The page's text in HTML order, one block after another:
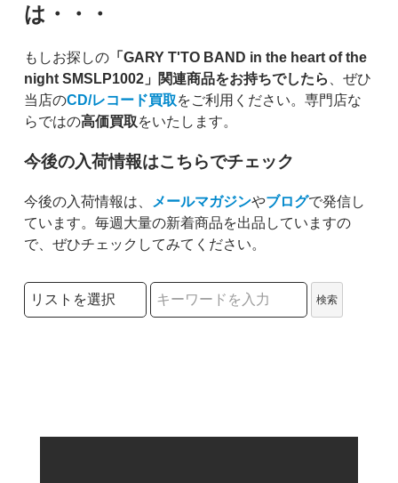
は・・・
もしお探しの「GARY T'TO BAND in the heart of the
night SMSLP1002」関連商品をお持ちでしたら 、ぜひ
当店のCD/レコード買取をご利用ください。専門店な
らではの高価買取をいたします。
今後の入荷情報はこちらでチェック
今後の入荷情報は、 メールマガジンやブログで発信し
ています。毎週大量の新着商品を出品していますの
で、ぜひチェックしてみてください。
検索リストの選択
検索